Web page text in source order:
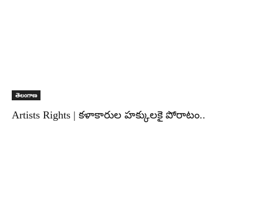
తెలంగాణ
Artists Rights | కళాకారుల హక్కులకై పోరాటం..